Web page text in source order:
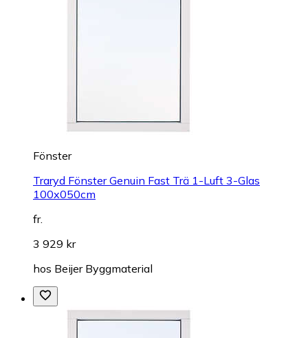
Fönster
Traryd Fönster Genuin Fast Trä 1-Luft 3-Glas
100x050cm
fr.
3 929 kr
hos Beijer Byggmaterial